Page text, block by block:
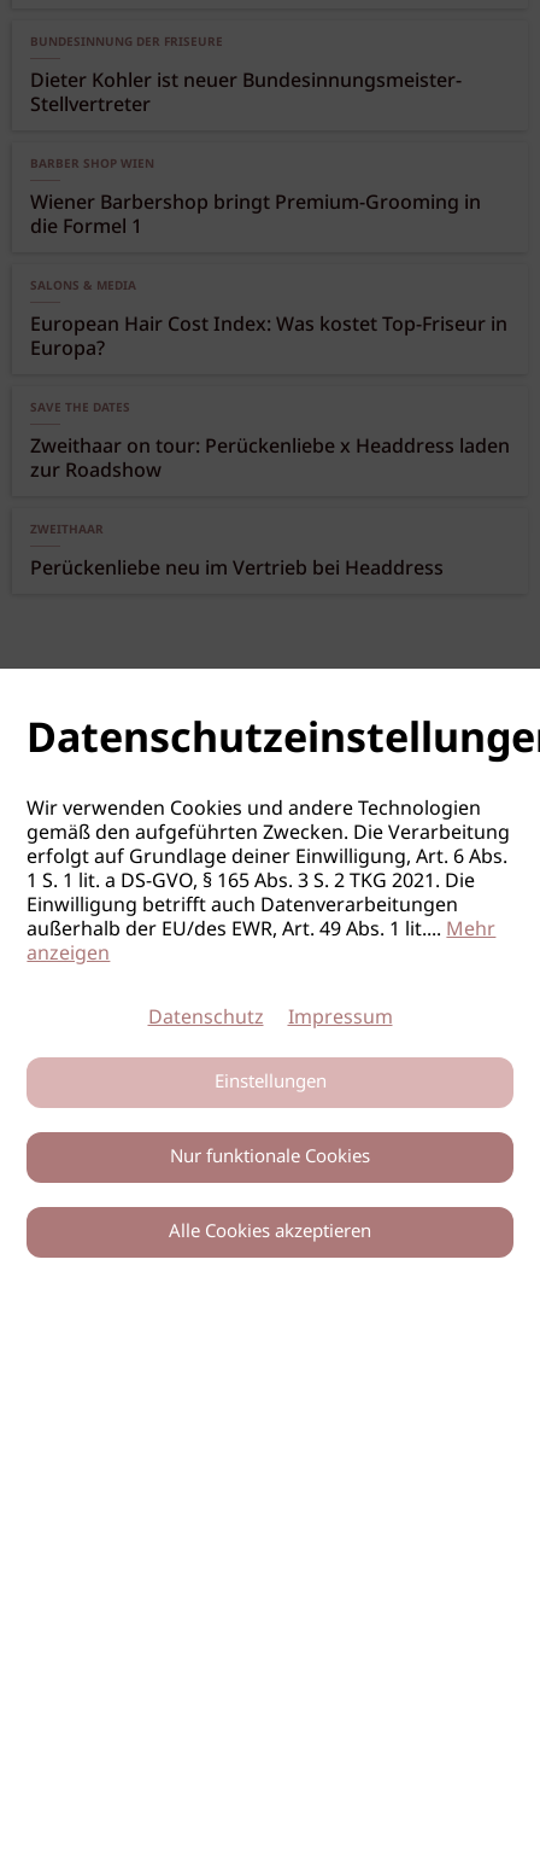
BUNDESINNUNG DER FRISEURE
Dieter Kohler ist neuer Bundesinnungsmeister-
Stellvertreter
BARBER SHOP WIEN
Wiener Barbershop bringt Premium-Grooming in
die Formel 1
SALONS & MEDIA
European Hair Cost Index: Was kostet Top-Friseur in
Europa?
SAVE THE DATES
Zweithaar on tour: Perückenliebe x Headdress laden
zur Roadshow
ZWEITHAAR
Perückenliebe neu im Vertrieb bei Headdress
Wir verwenden Cookies und andere Technologien
gemäß den aufgeführten Zwecken. Die Verarbeitung
erfolgt auf Grundlage deiner Einwilligung, Art. 6 Abs.
1 S. 1 lit. a DS-GVO, § 165 Abs. 3 S. 2 TKG 2021. Die
Einwilligung betrifft auch Datenverarbeitungen
außerhalb der EU/des EWR, Art. 49 Abs. 1 lit....Mehr
anzeigen
Datenschutz Impressum
Einstellungen
Nur funktionale Cookies
Alle Cookies akzeptieren